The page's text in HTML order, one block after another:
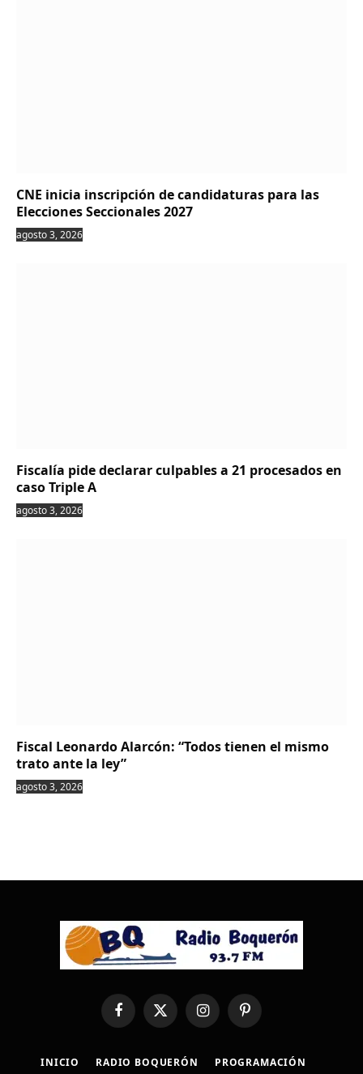
CNE inicia inscripción de candidaturas para las
Elecciones Seccionales 2027
agosto 3, 2026
Fiscalía pide declarar culpables a 21 procesados en
caso Triple A
agosto 3, 2026
Fiscal Leonardo Alarcón: “Todos tienen el mismo
trato ante la ley”
agosto 3, 2026
FacebookX
(Twitter)
InstagramPinterest
INICIO RADIO BOQUERÓN PROGRAMACIÓN